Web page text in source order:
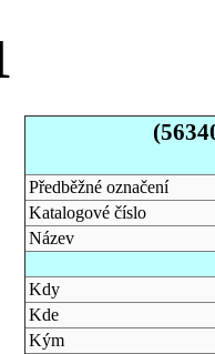
Předběžné označení
Katalogové číslo
Název
Kdy
Kde
Kým